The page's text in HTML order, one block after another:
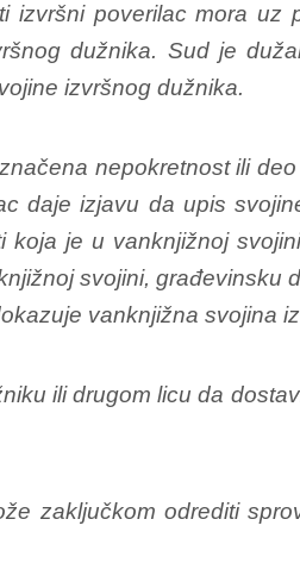
izvršni poverilac mora
dužnika. Sud je
izvršnog dužnika.
nepokretnost ili
daje izjavu da upis
je u vanknjižnoj
svojini, građevinsku
vanknjižna svojina
ili drugom licu da
zaključkom odrediti